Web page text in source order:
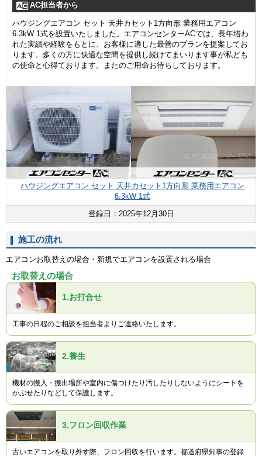
AC担当者から
ハウジングエアコン セット 天井カセット1方向形 業務用エアコン
6.3kW 1式を設置いたしました。エアコンセンターACでは、長年培わ
れた実績や経験をもとに、お客様に適した最善のプランを提案してお
ります。多くの方に快適な空間を提供し続けてまいります事が私ども
の使命と心得ております。またのご用命お待ちしております。
ハウジングエアコン セット 天井カセット1方向形 業務用エアコン
6.3kW 1式
登録日：2025年12月30日
施工の流れ
エアコンお取替えの場合・新規でエアコンを設置される場合
お取替えの場合
1.お打合せ
工事の日程のご相談を担当者よりご連絡いたします。
2.養生
機材の搬入・搬出場所や室内に傷つけたり汚したりしないようにシートを
かぶせたりなどして保護します。
3.フロン回収作業
古いエアコンを取り外す際、フロン回収を行います。都道府県知事の登録